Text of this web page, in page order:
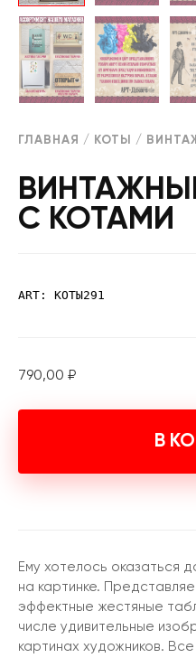
ГЛАВНАЯ / КОТЫ /
С КОТАМИ
ART: КОТЫ291
790,00 ₽
В
Ему хотелось оказаться
на картинке.
эффектные жестяные
числе удивительные
картинах художников.